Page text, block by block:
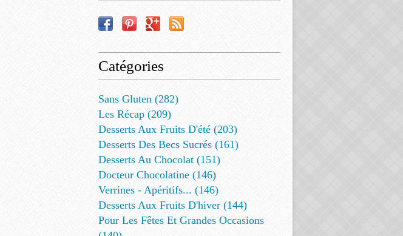
Catégories
Sans Gluten (282)
Les Récap (209)
Desserts Aux Fruits D'été (203)
Desserts Des Becs Sucrés (161)
Desserts Au Chocolat (151)
Docteur Chocolatine (146)
Verrines - Apéritifs... (146)
Desserts Aux Fruits D'hiver (144)
Pour Les Fêtes Et Grandes Occasions